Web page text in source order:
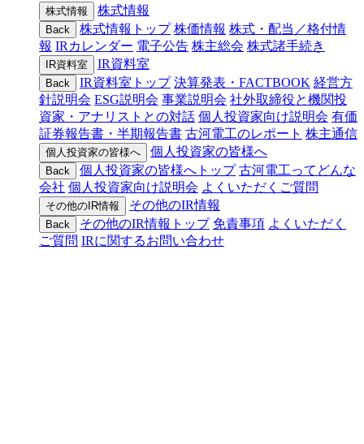
株式情報 株式情報
Back 株式情報トップ 株価情報 株式・配当／格付情
報 IRカレンダー 電子公告 株主総会 株式諸手続き
IR資料室 IR資料室
Back IR資料室トップ 決算発表・FACTBOOK 経営方
針説明会 ESG説明会 事業説明会 社外取締役と機関投
資家・アナリストとの対話 個人投資家向け説明会 有価
証券報告書・半期報告書 古河電工のレポート 株主通信
個人投資家の皆様へ 個人投資家の皆様へ
Back 個人投資家の皆様へトップ 古河電工ってどんな
会社 個人投資家向け説明会 よくいただくご質問
その他のIR情報 その他のIR情報
Back その他のIR情報トップ 免責事項 よくいただく
ご質問 IRに関するお問い合わせ